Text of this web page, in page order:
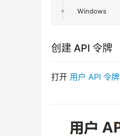
Windows
创建 API 令牌
打开 用户 API 令牌